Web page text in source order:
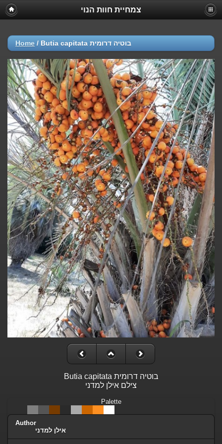
צמחיית חוות הנוי
Home / Butia capitata בוטיה דרומית
Butia capitata בוטיה דרומית
צילם אילן למדני
Palette
Author
אילן למדני